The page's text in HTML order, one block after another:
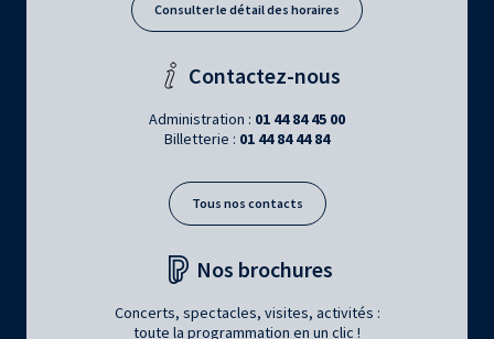
Consulter le détail des horaires
Contactez-nous
Administration : 01 44 84 45 00
Billetterie : 01 44 84 44 84
Tous nos contacts
Nos brochures
Concerts, spectacles, visites, activités :
toute la programmation en un clic !